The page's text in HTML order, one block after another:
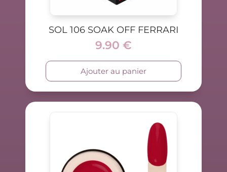
SOL 106 SOAK OFF FERRARI
9.90 €
Ajouter au panier